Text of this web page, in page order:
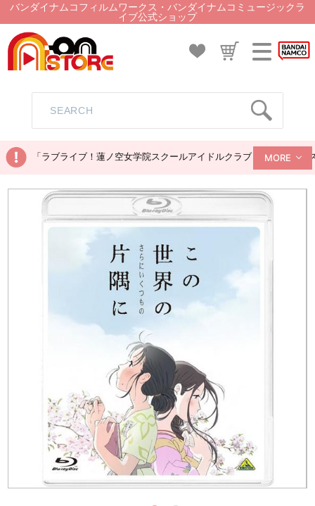
バンダイナムコフィルムワークス・バンダイナムコミュージックラ
イブ公式ショップ
「ラブライブ！蓮ノ空女学院スクールアイドルクラブ ぬいぐるみ
MORE